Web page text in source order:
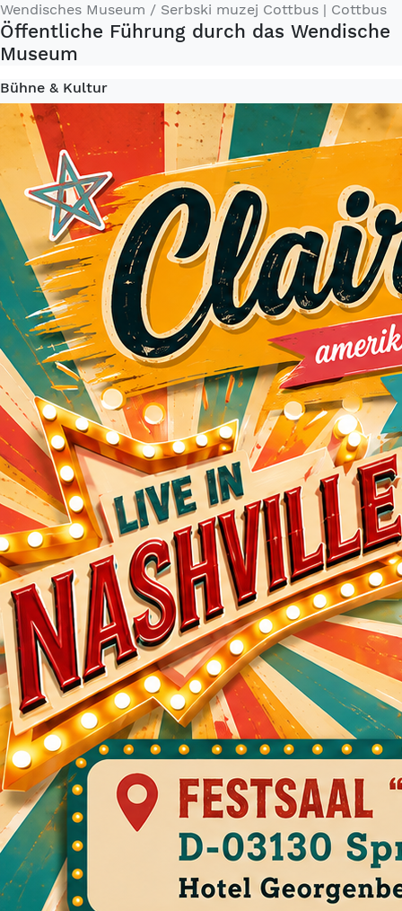
Wendisches Museum / Serbski muzej Cottbus | Cottbus
Öffentliche Führung durch das Wendische
Museum
Bühne & Kultur